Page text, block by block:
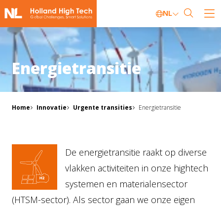
NL
Energietransitie
Home Innovatie Urgente transities Energietransitie
De energietransitie raakt op diverse
vlakken activiteiten in onze hightech
systemen en materialensector
(HTSM-sector). Als sector gaan we onze eigen